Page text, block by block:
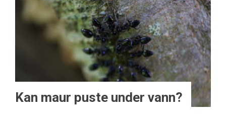
Kan maur puste under vann?